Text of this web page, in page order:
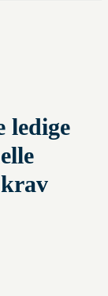
ledige